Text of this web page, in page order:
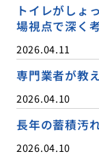
トイレがしょ
場視点で深く
2026.04.11
専門業者が教
2026.04.10
長年の蓄積汚
2026.04.10